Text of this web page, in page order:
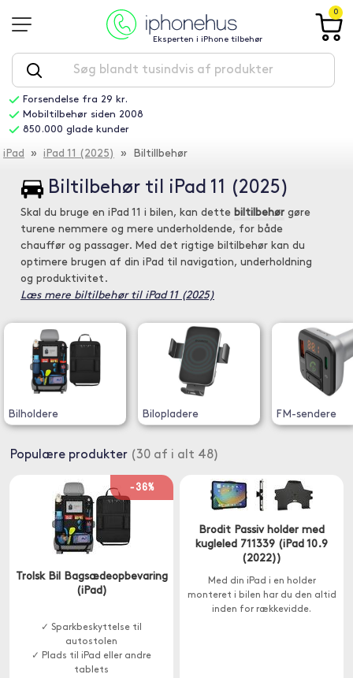
Eksperten i iPhone tilbehør
0
Forsendelse fra 29 kr.
Mobiltilbehør siden 2008
850.000 glade kunder
iPad » iPad 11 (2025) » Biltillbehør
Biltilbehør til iPad 11 (2025)
Skal du bruge en iPad 11 i bilen, kan dette biltilbehør gøre
turene nemmere og mere underholdende, for både
chauffør og passager. Med det rigtige biltilbehør kan du
optimere brugen af din iPad til navigation, underholdning
og produktivitet.
Læs mere biltilbehør til iPad 11 (2025)
Bilholdere Bilopladere FM-sendere
Populære produkter (30 af i alt 48)
-36%
Trolsk Bil Bagsædeopbevaring
(iPad)
✓ Sparkbeskyttelse til
autostolen
✓ Plads til iPad eller andre
tablets
Brodit Passiv holder med
kugleled 711339 (iPad 10.9
(2022))
Med din iPad i en holder
monteret i bilen har du den altid
inden for rækkevidde.